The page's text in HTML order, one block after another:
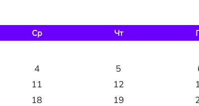
Ср Чт
4 5
11 12
18 19